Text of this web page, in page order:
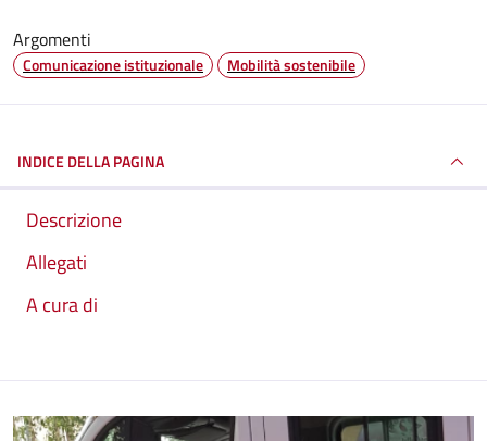
Argomenti
Comunicazione istituzionale Mobilità sostenibile
INDICE DELLA PAGINA
Descrizione
Allegati
A cura di